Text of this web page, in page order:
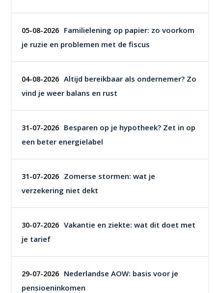
05-08-2026 Familielening op papier: zo voorkom
je ruzie en problemen met de fiscus
04-08-2026 Altijd bereikbaar als ondernemer? Zo
vind je weer balans en rust
31-07-2026 Besparen op je hypotheek? Zet in op
een beter energielabel
31-07-2026 Zomerse stormen: wat je
verzekering niet dekt
30-07-2026 Vakantie en ziekte: wat dit doet met
je tarief
29-07-2026 Nederlandse AOW: basis voor je
pensioeninkomen